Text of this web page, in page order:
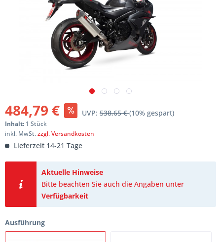
484,79 € UVP: 538,65 €(10% gespart)
Inhalt: 1 Stück
inkl. MwSt.zzgl. Versandkosten
Lieferzeit 14-21 Tage
Aktuelle Hinweise
Bitte beachten Sie auch die Angaben unter
Verfügbarkeit
Ausführung